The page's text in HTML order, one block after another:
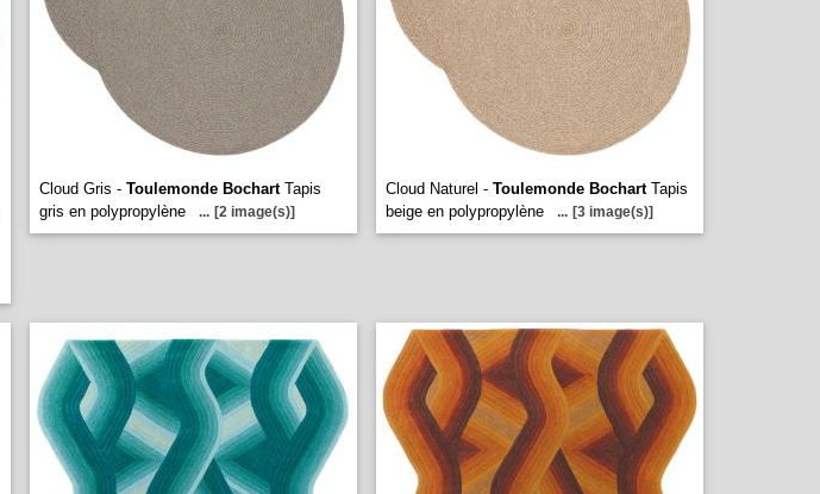
Cloud Gris - Toulemonde BochartTapis
gris en polypropylène
... [2 image(s)]
Cloud Naturel - Toulemonde BochartTapis
beige en polypropylène
... [3 image(s)]